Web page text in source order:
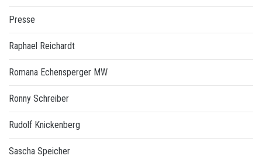
Presse
Raphael Reichardt
Romana Echensperger MW
Ronny Schreiber
Rudolf Knickenberg
Sascha Speicher